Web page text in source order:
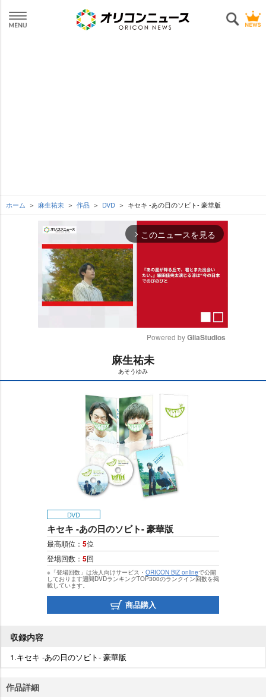
ホーム 麻生祐未 作品 DVD キセキ -あの日のソビト- 豪華版
arrow_forward_ios このニュースを見る
t
e
Powered by GliaStudios
麻生祐未
あそうゆみ
DVD
キセキ -あの日のソビト- 豪華版
最高順位： 5位
登場回数： 5回
※「登場回数」は法人向けサービス・ ORICON BiZ onlineで公開
しております週間DVDランキングTOP300のランクイン回数を掲
載しています。
商品購入
収録内容
1.キセキ -あの日のソビト- 豪華版
作品詳細